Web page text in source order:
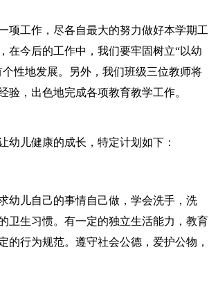
项工作，尽各自最大的努力做好本学期工
在今后的工作中，我们要牢固树立“以幼
性地发展。另外，我们班级三位教师将
，出色地完成各项教育教学工作。
幼儿健康的成长，特定计划如下：
幼儿自己的事情自己做，学会洗手，洗
卫生习惯。有一定的独立生活能力，教育
行为规范。遵守社会公德，爱护公物，